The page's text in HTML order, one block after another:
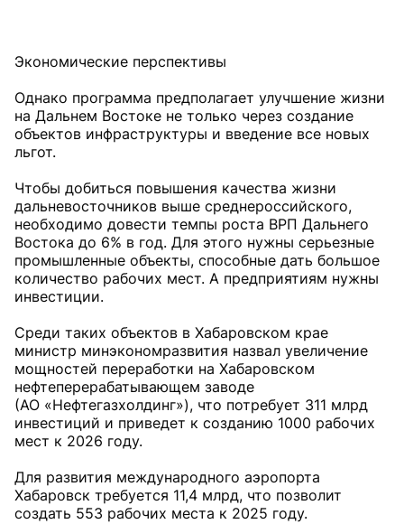
Экономические перспективы
Однако программа предполагает улучшение жизни
на Дальнем Востоке не только через создание
объектов инфраструктуры и введение все новых
льгот.
Чтобы добиться повышения качества жизни
дальневосточников выше среднероссийского,
необходимо довести темпы роста ВРП Дальнего
Востока до 6% в год. Для этого нужны серьезные
промышленные объекты, способные дать большое
количество рабочих мест. А предприятиям нужны
инвестиции.
Среди таких объектов в Хабаровском крае
министр минэкономразвития назвал увеличение
мощностей переработки на Хабаровском
нефтеперерабатывающем заводе
(АО «Нефтегазхолдинг»), что потребует 311 млрд
инвестиций и приведет к созданию 1000 рабочих
мест к 2026 году.
Для развития международного аэропорта
Хабаровск требуется 11,4 млрд, что позволит
создать 553 рабочих места к 2025 году.